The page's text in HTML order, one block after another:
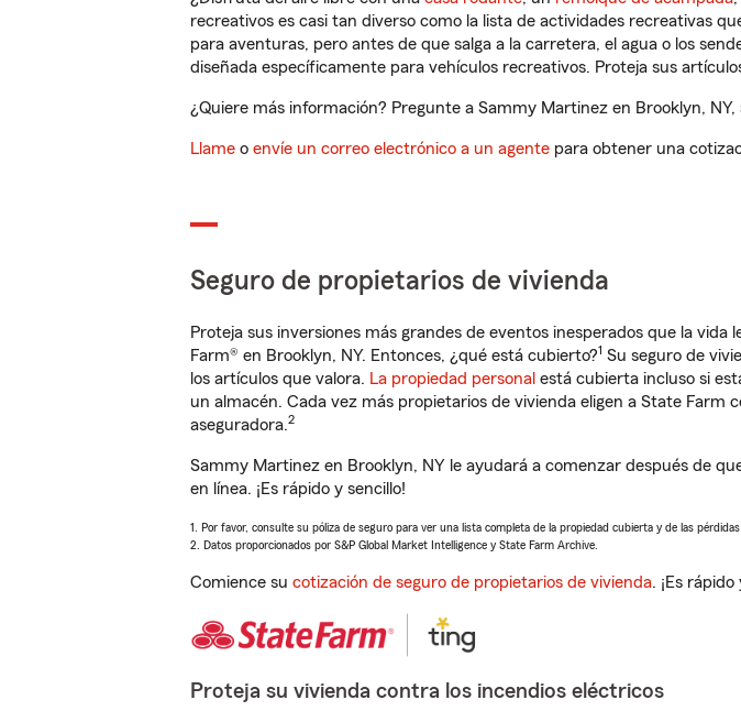
recreativos es casi tan diverso como la lista de actividades recreativas
para aventuras, pero antes de que salga a la carretera, el agua o los
diseñada específicamente para vehículos recreativos. Proteja sus
¿Quiere más información? Pregunte a Sammy Martinez en Brooklyn,
Llame o envíe un correo electrónico a un agente para obtener una
Seguro de propietarios de vivienda
Proteja sus inversiones más grandes de eventos inesperados que la vida
Farm® en Brooklyn, NY. Entonces, ¿qué está cubierto?1 Su seguro de
los artículos que valora. La propiedad personal está cubierta incluso si
un almacén. Cada vez más propietarios de vivienda eligen a State
aseguradora.2
Sammy Martinez en Brooklyn, NY le ayudará a comenzar después de
en línea. ¡Es rápido y sencillo!
1. Por favor, consulte su póliza de seguro para ver una lista completa de la propiedad cubierta y de las
2. Datos proporcionados por S&P Global Market Intelligence y State Farm Archive.
Comience su cotización de seguro de propietarios de vivienda. ¡Es rápido
Proteja su vivienda contra los incendios eléctricos